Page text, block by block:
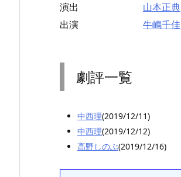
演出
山本正典
出演
牛嶋千佳
劇評一覧
中西理(2019/12/11)
中西理(2019/12/12)
高野しのぶ(2019/12/16)